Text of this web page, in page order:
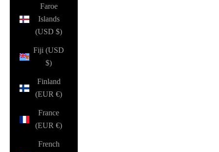
Faroe
Islands
(USD $)
Fiji (USD
$)
Finland
(EUR €)
France
(EUR €)
French